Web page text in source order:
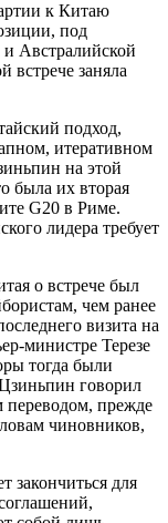
к Китаю
под
Австралийской
встрече заняла
подход,
итеративном
на этой
была их вторая
G20 в Риме.
лидера требует
о встрече был
чем ранее
визита на
министре Терезе
тогда были
говорил
переводом, прежде
чиновников,
закончиться для